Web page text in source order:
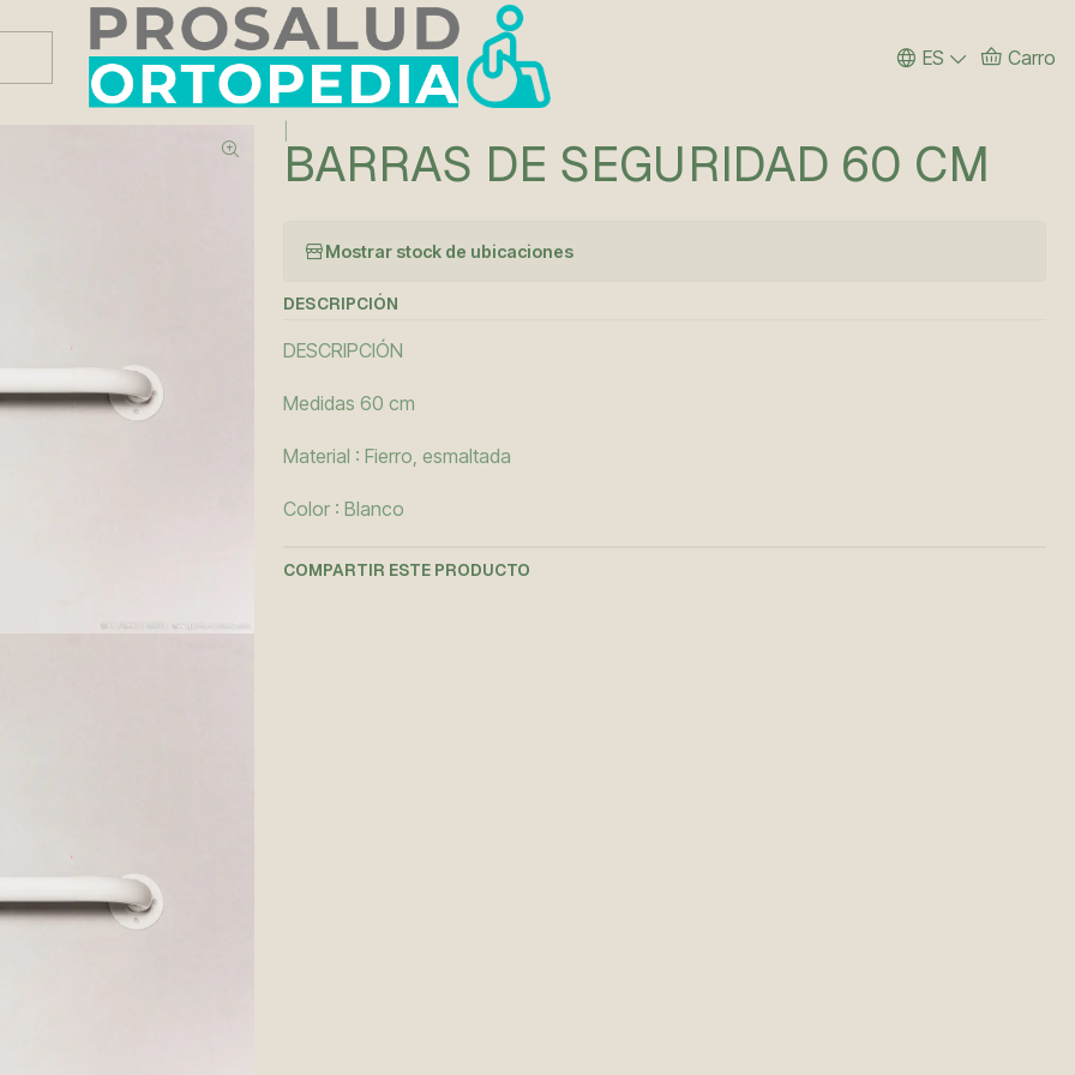
ES Carro
Este es el texto del slide
BARRAS DE SEGURIDAD 60 CM
Mostrar stock de ubicaciones
DESCRIPCIÓN
DESCRIPCIÓN
Medidas 60 cm
Material : Fierro, esmaltada
Color : Blanco
COMPARTIR ESTE PRODUCTO